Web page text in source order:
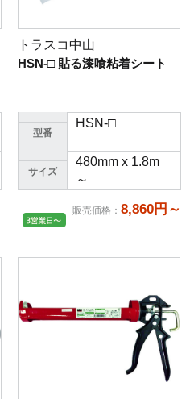
トラスコ中山
HSN-□ 貼る漆喰粘着シート
型番
HSN-□
サイズ
480mm x 1.8m
～
販売価格 ： 8,860円～